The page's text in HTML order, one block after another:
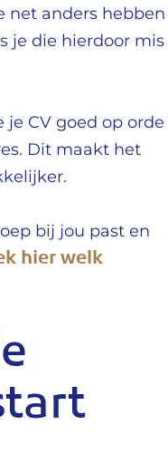
net anders hebben
je die hierdoor mis
CV goed op orde
Dit maakt het
bij jou past en
hier welk